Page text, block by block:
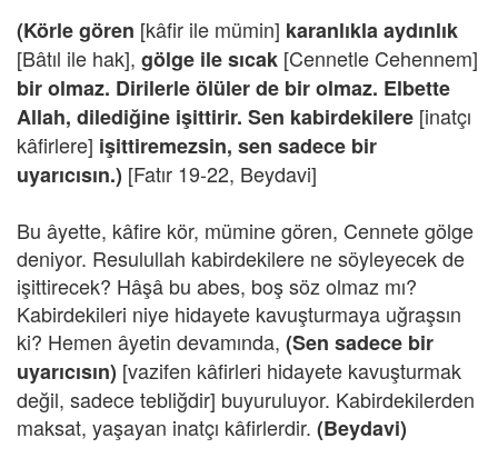
(Körle gören [kâfir ile mümin] karanlıkla aydınlık
[Bâtıl ile hak], gölge ile sıcak [Cennetle Cehennem]
bir olmaz. Dirilerle ölüler de bir olmaz. Elbette
Allah, dilediğine işittirir. Sen kabirdekilere [inatçı
kâfirlere] işittiremezsin, sen sadece bir
uyarıcısın.) [Fatır 19-22, Beydavi]
Bu âyette, kâfire kör, mümine gören, Cennete gölge
deniyor. Resulullah kabirdekilere ne söyleyecek de
işittirecek? Hâşâ bu abes, boş söz olmaz mı?
Kabirdekileri niye hidayete kavuşturmaya uğraşsın
ki? Hemen âyetin devamında, (Sen sadece bir
uyarıcısın) [vazifen kâfirleri hidayete kavuşturmak
değil, sadece tebliğdir] buyuruluyor. Kabirdekilerden
maksat, yaşayan inatçı kâfirlerdir. (Beydavi)